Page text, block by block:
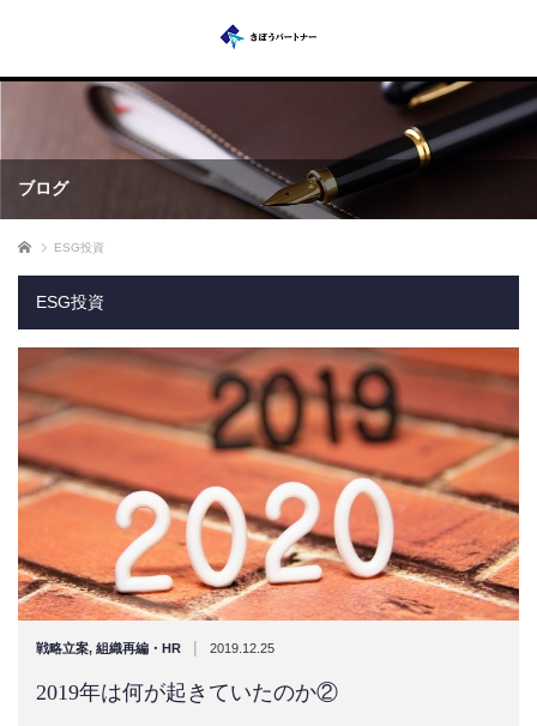
ブログ
ホーム ESG投資
ESG投資
戦略立案, 組織再編・HR | 2019.12.25
2019年は何が起きていたのか②